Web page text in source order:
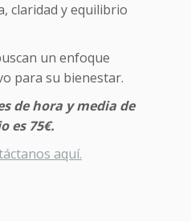
claridad y equilibrio
un enfoque
para su bienestar.
de hora y media de
es 75€.
aquí.